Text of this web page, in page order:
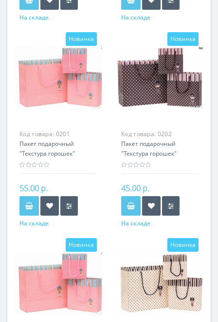
На складе На складе
Новинка
Код товара: 0201
Пакет подарочный
"Текстура горошек"
(розовый) 20х20х8 см
55.00 р.
На складе
Новинка
Код товара: 0202
Пакет подарочный
"Текстура горошек"
(коричневый) 15х14х7 см
45.00 р.
На складе
Новинка Новинка